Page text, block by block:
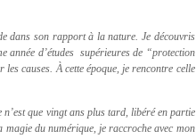
dans son rapport à la nature. Je découvris
année d’études supérieures de “protection
causes. À cette époque, je rencontre celle
que vingt ans plus tard, libéré en partie
du numérique, je raccroche avec mon